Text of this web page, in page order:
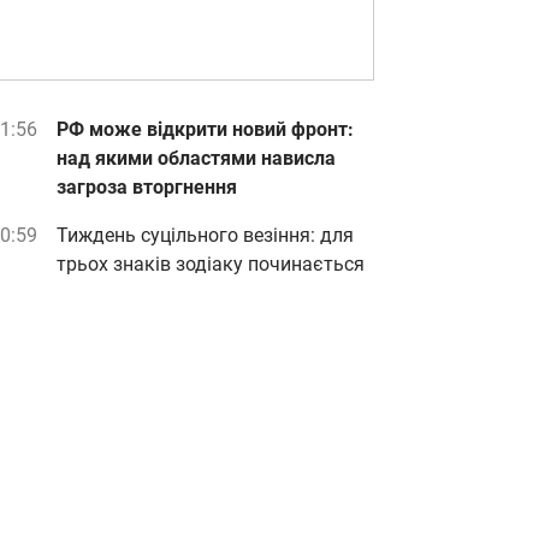
РФ може відкрити новий фронт:
над якими областями нависла
загроза вторгнення
Тиждень суцільного везіння: для
трьох знаків зодіаку починається